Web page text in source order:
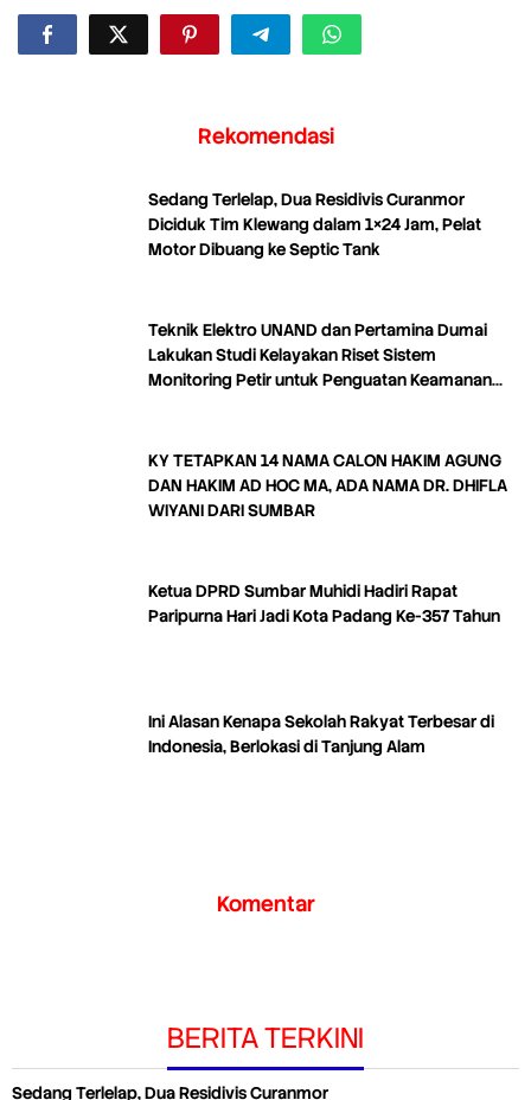
Rekomendasi
Sedang Terlelap, Dua Residivis Curanmor
Diciduk Tim Klewang dalam 1×24 Jam, Pelat
Motor Dibuang ke Septic Tank
Teknik Elektro UNAND dan Pertamina Dumai
Lakukan Studi Kelayakan Riset Sistem
Monitoring Petir untuk Penguatan Keamanan
KY TETAPKAN 14 NAMA CALON HAKIM AGUNG
DAN HAKIM AD HOC MA, ADA NAMA DR. DHIFLA
WIYANI DARI SUMBAR
Ketua DPRD Sumbar Muhidi Hadiri Rapat
Paripurna Hari Jadi Kota Padang Ke-357 Tahun
Ini Alasan Kenapa Sekolah Rakyat Terbesar di
Indonesia, Berlokasi di Tanjung Alam
Komentar
BERITA TERKINI
Sedang Terlelap, Dua Residivis Curanmor